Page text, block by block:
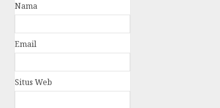
Nama
Email
Situs Web